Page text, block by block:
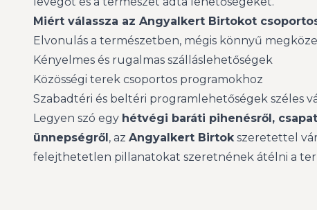
Miért válassza az Angyalkert Birtokot
Elvonulás a természetben, mégis könnyű
Kényelmes és rugalmas szálláslehetőségek
Közösségi terek csoportos programokhoz
Szabadtéri és beltéri programlehetőségek széles
Legyen szó egy hétvégi baráti pihenésről,
ünnepségről, az Angyalkert Birtokszeretettel
felejthetetlen pillanatokat szeretnének átélni a